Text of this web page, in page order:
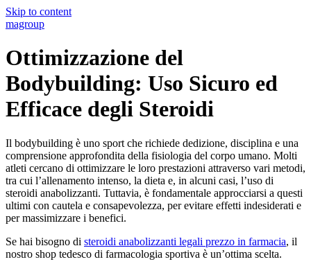
Skip to content
magroup
Ottimizzazione del
Bodybuilding: Uso Sicuro ed
Efficace degli Steroidi
Il bodybuilding è uno sport che richiede dedizione, disciplina e una
comprensione approfondita della fisiologia del corpo umano. Molti
atleti cercano di ottimizzare le loro prestazioni attraverso vari metodi,
tra cui l’allenamento intenso, la dieta e, in alcuni casi, l’uso di
steroidi anabolizzanti. Tuttavia, è fondamentale approcciarsi a questi
ultimi con cautela e consapevolezza, per evitare effetti indesiderati e
per massimizzare i benefici.
Se hai bisogno di steroidi anabolizzanti legali prezzo in farmacia, il
nostro shop tedesco di farmacologia sportiva è un’ottima scelta.